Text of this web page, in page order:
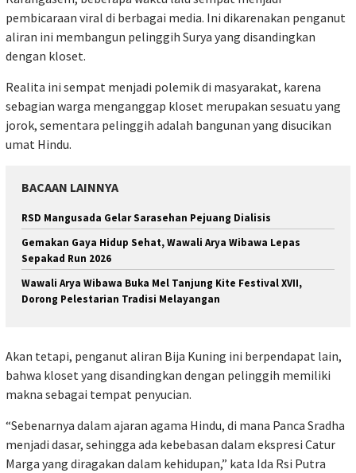
pembicaraan viral di berbagai media. Ini dikarenakan penganut
aliran ini membangun pelinggih Surya yang disandingkan
dengan kloset.
Realita ini sempat menjadi polemik di masyarakat, karena
sebagian warga menganggap kloset merupakan sesuatu yang
jorok, sementara pelinggih adalah bangunan yang disucikan
umat Hindu.
BACAAN LAINNYA
RSD Mangusada Gelar Sarasehan Pejuang Dialisis
Gemakan Gaya Hidup Sehat, Wawali Arya Wibawa Lepas
Sepakad Run 2026
Wawali Arya Wibawa Buka Mel Tanjung Kite Festival XVII,
Dorong Pelestarian Tradisi Melayangan
Akan tetapi, penganut aliran Bija Kuning ini berpendapat lain,
bahwa kloset yang disandingkan dengan pelinggih memiliki
makna sebagai tempat penyucian.
“Sebenarnya dalam ajaran agama Hindu, di mana Panca Sradha
menjadi dasar, sehingga ada kebebasan dalam ekspresi Catur
Marga yang diragakan dalam kehidupan,” kata Ida Rsi Putra